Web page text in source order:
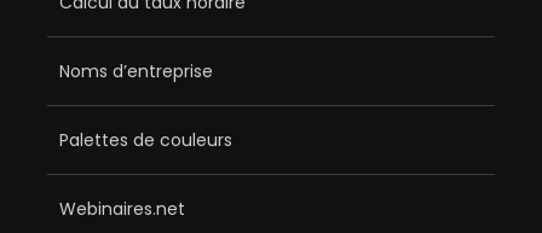
Noms d’entreprise
Palettes de couleurs
Webinaires.net